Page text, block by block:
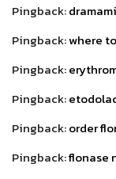
Pingback:
Pingback:where
Pingback:
Pingback:
Pingback:order
Pingback:flonase